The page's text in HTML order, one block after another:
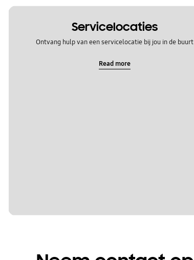
Servicelocaties
Ontvang hulp van een servicelocatie bij jou in de buurt
Read more